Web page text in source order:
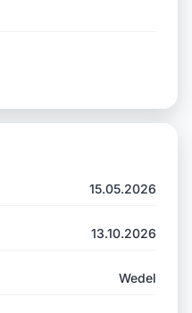
15.05.2026
13.10.2026
Wedel